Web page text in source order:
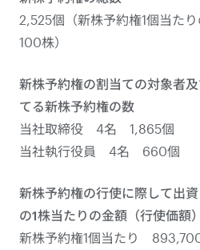
2,525個（新株予約権1個当た
100株）
新株予約権の割当ての対象者
てる新株予約権の数
当社取締役 4名 1,865個
当社執行役員 4名 660個
新株予約権の行使に際して出
の1株当たりの金額（行使価額）
新株予約権1個当たり